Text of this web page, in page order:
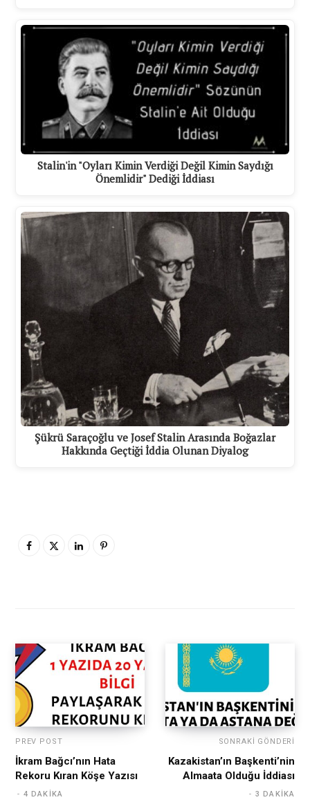
Stalin'in "Oyları Kimin Verdiği Değil Kimin Saydığı
Önemlidir" Dediği İddiası
Şükrü Saraçoğlu ve Josef Stalin Arasında Boğazlar
Hakkında Geçtiği İddia Olunan Diyalog
PREV POST
İkram Bağcı’nın Hata
Rekoru Kıran Köşe Yazısı
4 DAKIKA
SONRAKI GÖNDERI
Kazakistan’ın Başkenti’nin
Almaata Olduğu İddiası
3 DAKIKA